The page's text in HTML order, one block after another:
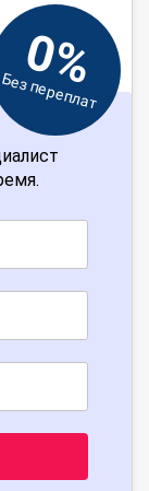
0%
Без переплат